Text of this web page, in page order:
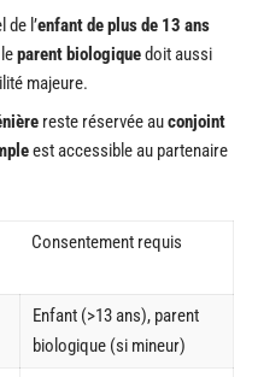
de l’enfant de plus de 13 ans
parent biologiquedoit aussi
majeure.
reste réservée auconjoint
est accessible au partenaire
Consentement requis
Enfant (>13 ans), parent
biologique (si mineur)